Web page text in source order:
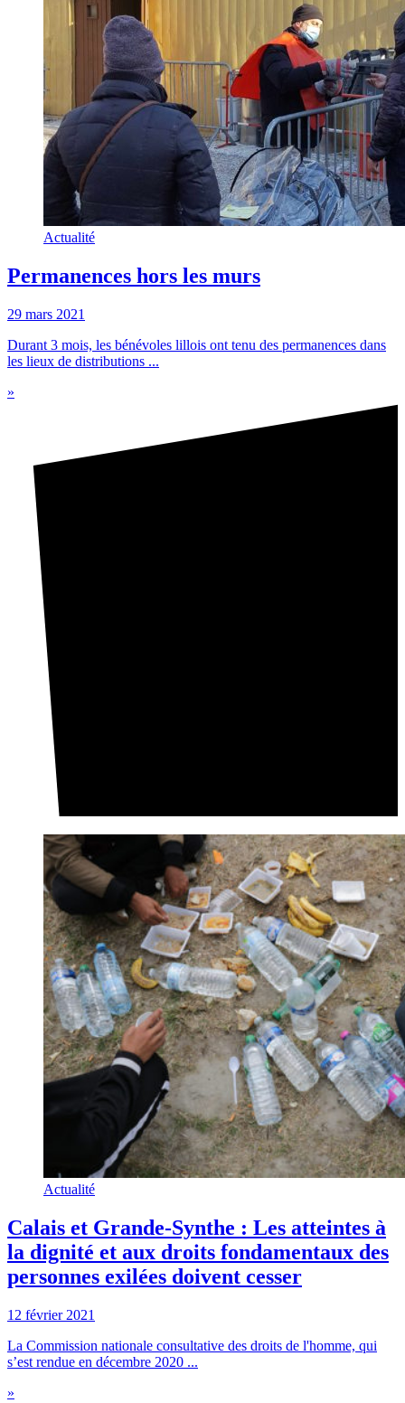
Actualité
Permanences hors les murs
29 mars 2021
Durant 3 mois, les bénévoles lillois ont tenu des permanences dans
les lieux de distributions ...
»
Actualité
Calais et Grande-Synthe : Les atteintes à
la dignité et aux droits fondamentaux des
personnes exilées doivent cesser
12 février 2021
La Commission nationale consultative des droits de l'homme, qui
s’est rendue en décembre 2020 ...
»